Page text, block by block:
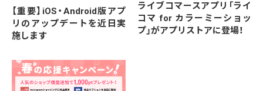
【重要】iOS・Android版アプ
リのアップデートを近日実
施します
ライブコマースアプリ「ライ
コマ for カラーミーショッ
プ」がアプリストアに登場！